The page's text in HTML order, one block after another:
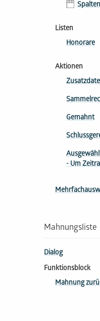
Listen
Honorare
Aktionen
Gemahnt
- Um
Mahnungsliste
Dialog
Funktionsblock
Mahnung